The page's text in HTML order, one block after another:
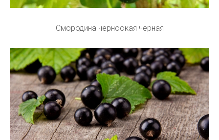
Смородина черноокая черная